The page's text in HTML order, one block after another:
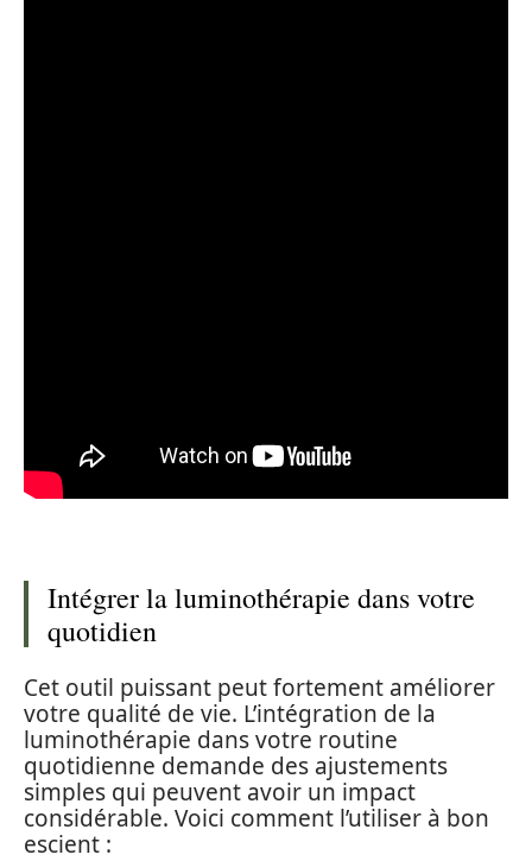
Intégrer la luminothérapie dans votre
quotidien
Cet outil puissant peut fortement améliorer
votre qualité de vie. L’intégration de la
luminothérapie dans votre routine
quotidienne demande des ajustements
simples qui peuvent avoir un impact
considérable. Voici comment l’utiliser à bon
escient :